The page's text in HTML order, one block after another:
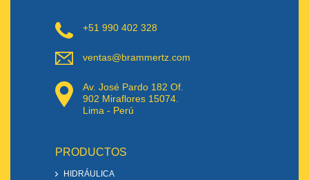
+51 990 402 328
ventas@brammertz.com
Av. José Pardo 182 Of.
902 Miraflores 15074.
Lima - Perú
PRODUCTOS
HIDRÁULICA